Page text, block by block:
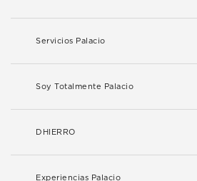
Servicios Palacio
Soy Totalmente Palacio
DHIERRO
Experiencias Palacio